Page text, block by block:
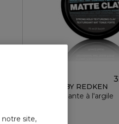
STYLING BY REDKEN
Cire modelante à l'argile
notre site,